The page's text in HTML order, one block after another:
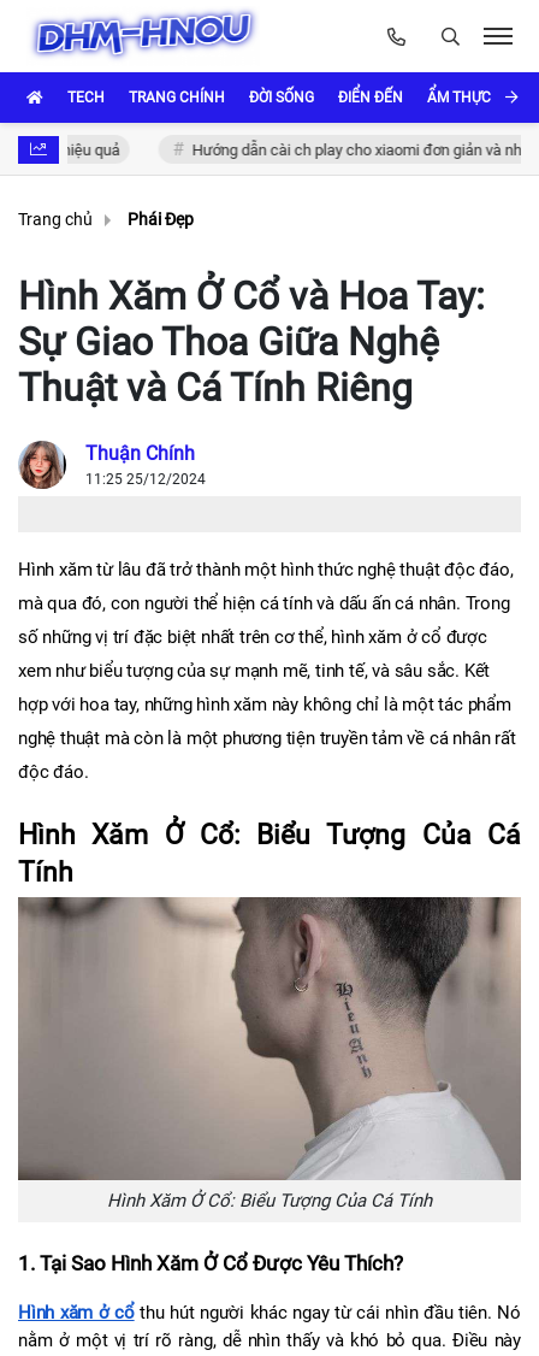
TECH TRANG CHÍNH ĐỜI SỐNG ĐIỂN ĐẾN ẨM THỰC VÀ
hiệu quả Hướng dẫn cài ch play cho xiaomi đơn giản và nhanh
Trang chủ Phái Đẹp
Hình Xăm Ở Cổ và Hoa Tay:
Sự Giao Thoa Giữa Nghệ
Thuật và Cá Tính Riêng
Thuận Chính
11:25 25/12/2024
Hình xăm từ lâu đã trở thành một hình thức nghệ thuật độc đáo,
mà qua đó, con người thể hiện cá tính và dấu ấn cá nhân. Trong
số những vị trí đặc biệt nhất trên cơ thể, hình xăm ở cổ được
xem như biểu tượng của sự mạnh mẽ, tinh tế, và sâu sắc. Kết
hợp với hoa tay, những hình xăm này không chỉ là một tác phẩm
nghệ thuật mà còn là một phương tiện truyền tảm về cá nhân rất
độc đáo.
Hình Xăm Ở Cổ: Biểu Tượng Của Cá
Tính
Hình Xăm Ở Cổ: Biểu Tượng Của Cá Tính
1. Tại Sao Hình Xăm Ở Cổ Được Yêu Thích?
Hình xăm ở cổ thu hút người khác ngay từ cái nhìn đầu tiên. Nó
nằm ở một vị trí rõ ràng, dễ nhìn thấy và khó bỏ qua. Điều này